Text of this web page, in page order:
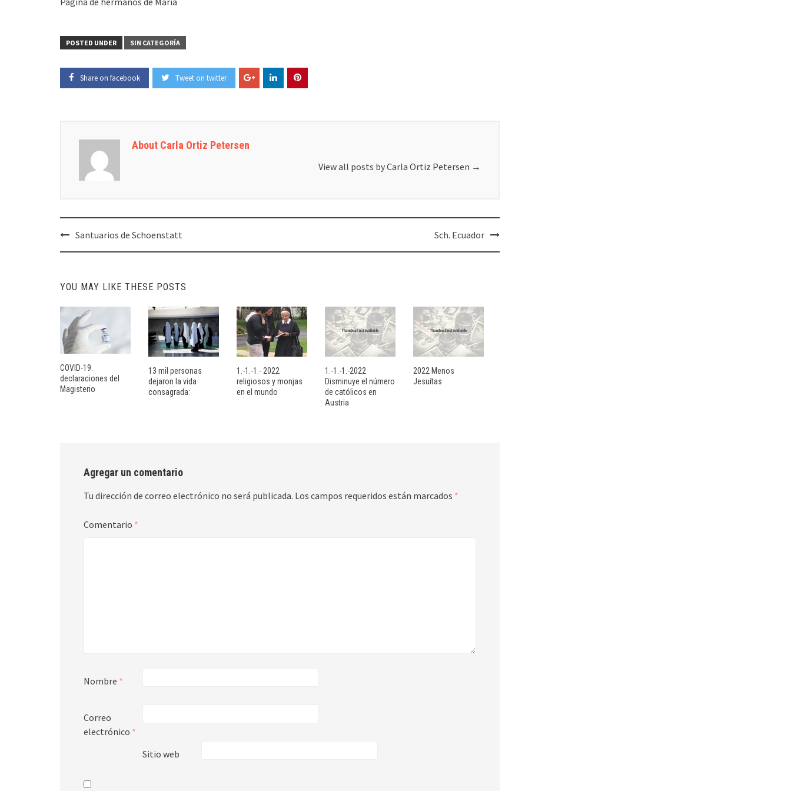
POSTED UNDER SIN CATEGORÍA
Share on facebook Tweet on twitter
About Carla Ortiz Petersen
View all posts by Carla Ortiz Petersen →
Post
navigation
Santuarios de Schoenstatt Sch. Ecuador
YOU MAY LIKE THESE POSTS
COVID-19.
declaraciones del
Magisterio
13 mil personas
dejaron la vida
consagrada:
1.-1.-1.- 2022
religiosos y monjas
en el mundo
1.-1.-1.-2022
Disminuye el número
de católicos en
Austria
2022 Menos
Jesuítas
Agregar un comentario
Tu dirección de correo electrónico no será publicada. Los campos requeridos están marcados *
Comentario *
Nombre *
Correo
electrónico *
Sitio web